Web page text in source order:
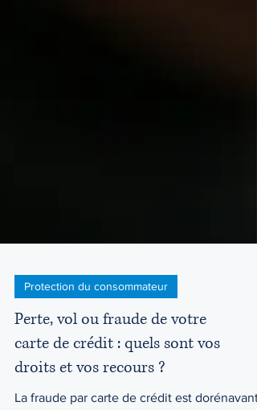
Perte, vol ou fraude de votre
carte de crédit : quels sont vos
droits et vos recours ?